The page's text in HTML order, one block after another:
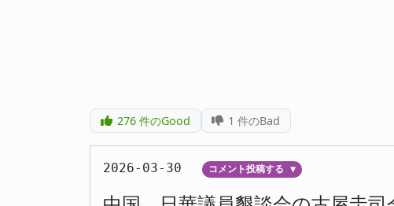
276件のGood 1 件のBad
2026-03-30 コメント投稿する ▼